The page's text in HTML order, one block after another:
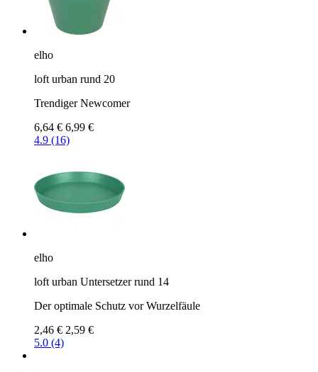
elho
loft urban rund 20
Trendiger Newcomer
6,64 € 6,99 €
4.9 (16)
elho
loft urban Untersetzer rund 14
Der optimale Schutz vor Wurzelfäule
2,46 € 2,59 €
5.0 (4)